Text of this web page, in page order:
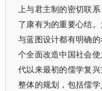
上与君主制的密切联
了康有为的重要心结
与蓝图设计都有明确
个全面改造中国社会
代以来最初的儒学复
整体的规划，包括儒